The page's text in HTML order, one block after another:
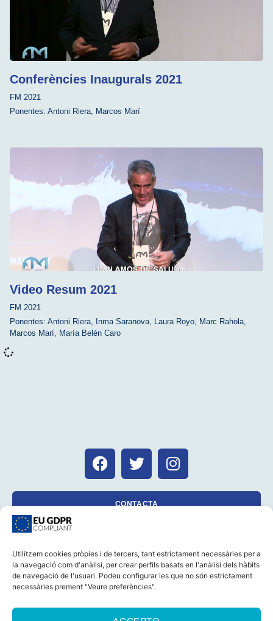
Utilitzem cookies pròpies i de tercers, tant estrictament necessàries per a
la navegació com d'anàlisi, per crear perfils basats en l'anàlisi dels hàbits
de navegació de l'usuari. Podeu configurar les que no són estrictament
necessàries prement "Veure preferències".
Conferències Inaugurals 2021
FM 2021
Ponentes: Antoni Riera Marcos Marí
Video Resum 2021
FM 2021
Ponentes: Antoni Riera Inma Saranova Laura Royo Marc Rahola
Marcos Marí María Belén Caro
CONTACTA
CASTELLANO CATALÀ
AVÍS LEGAL
POLÍTICA DE GALETES (UE)
POLÍTICA DE PRIVACITAT